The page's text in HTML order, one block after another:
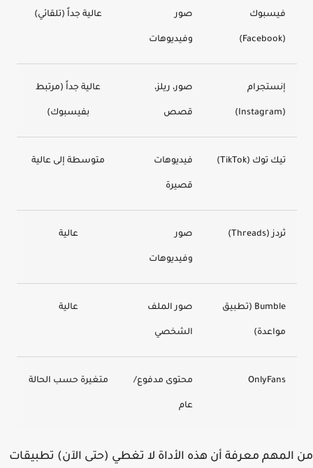
فيسبوك صور
وفيديوهات
عالية جداً (تلقائي)
إنستجرام صور، ريلز،
قصص
عالية جداً (مرتبط
بفيسبوك)
تيك توك (TikTok) فيديوهات
قصيرة
متوسطة إلى عالية
ثردز (Threads) صور
وفيديوهات
عالية
Bumble (تطبيق
مواعدة)
صور الملف
الشخصي
عالية
OnlyFans محتوى مدفوع/
عام
متغيرة حسب الحالة
المهم معرفة أن هذه الأداة لا تغطي (حتى الآن) تطبيقات